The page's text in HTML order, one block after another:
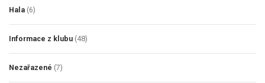
Hala (6)
Informace z klubu (48)
Nezařazené (7)